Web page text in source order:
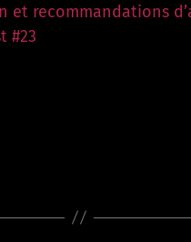
et recommandations
#23